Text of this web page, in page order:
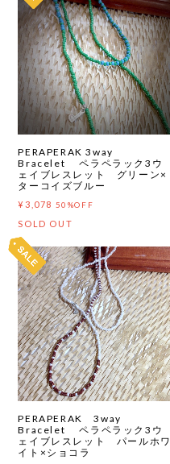
PERAPERAK 3way
Bracelet ペラペラック3ウ
ェイブレスレット グリーン×
ターコイズブルー
¥3,078 50%OFF
SOLD OUT
PERAPERAK 3way
Bracelet ペラペラック3ウ
ェイブレスレット パールホワ
イト×ショコラ